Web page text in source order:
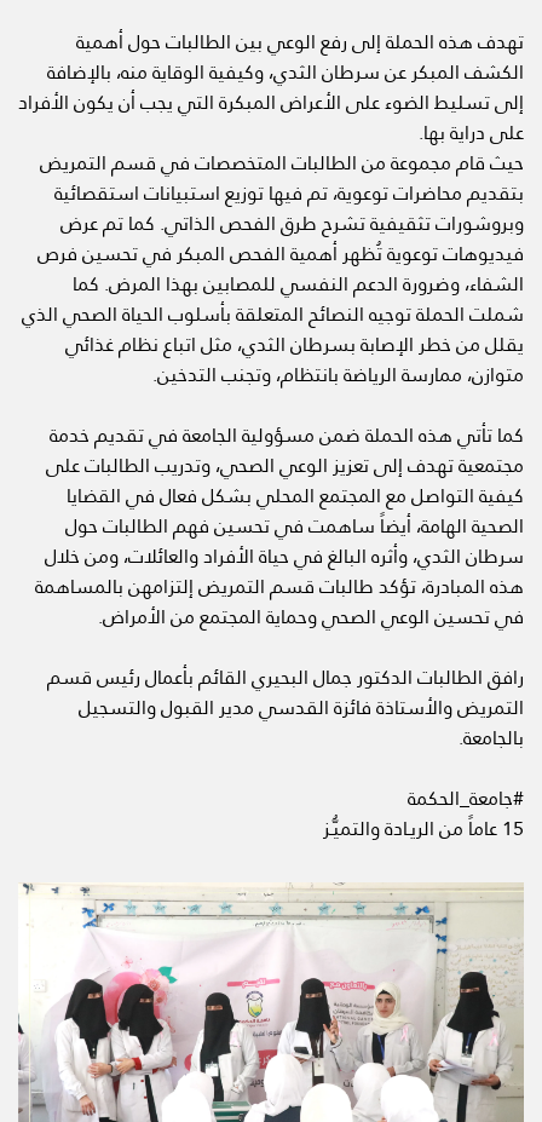
تهدف هذه الحملة إلى رفع الوعي بين الطالبات حول أهمية
الكشف المبكر عن سرطان الثدي، وكيفية الوقاية منه، بالإضافة
إلى تسليط الضوء على الأعراض المبكرة التي يجب أن يكون الأفراد
على دراية بها.
حيث قام مجموعة من الطالبات المتخصصات في قسم التمريض
بتقديم محاضرات توعوية، تم فيها توزيع استبيانات استقصائية
وبروشورات تثقيفية تشرح طرق الفحص الذاتي. كما تم عرض
فيديوهات توعوية تُظهر أهمية الفحص المبكر في تحسين فرص
الشفاء، وضرورة الدعم النفسي للمصابين بهذا المرض. كما
شملت الحملة توجيه النصائح المتعلقة بأسلوب الحياة الصحي الذي
يقلل من خطر الإصابة بسرطان الثدي، مثل اتباع نظام غذائي
متوازن، ممارسة الرياضة بانتظام، وتجنب التدخين.
كما تأتي هذه الحملة ضمن مسؤولية الجامعة في تقديم خدمة
مجتمعية تهدف إلى تعزيز الوعي الصحي، وتدريب الطالبات على
كيفية التواصل مع المجتمع المحلي بشكل فعال في القضايا
الصحية الهامة، أيضاً ساهمت في تحسين فهم الطالبات حول
سرطان الثدي، وأثره البالغ في حياة الأفراد والعائلات، ومن خلال
هذه المبادرة، تؤكد طالبات قسم التمريض إلتزامهن بالمساهمة
في تحسين الوعي الصحي وحماية المجتمع من الأمراض.
رافق الطالبات الدكتور جمال البحيري القائم بأعمال رئيس قسم
التمريض والأستاذة فائزة القدسي مدير القبول والتسجيل
بالجامعة.
#جامعة_الحكمة
15 عاماً من الريـادة والتميُّـز